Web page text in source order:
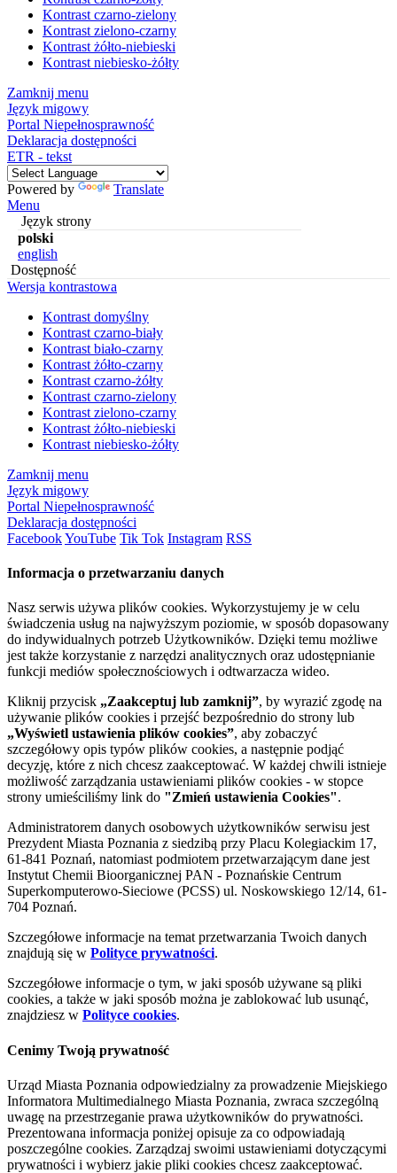
Kontrast czarno-zielony
Kontrast zielono-czarny
Kontrast żółto-niebieski
Kontrast niebiesko-żółty
Zamknij menu
Język migowy
Portal Niepełnosprawność
Deklaracja dostępności
ETR - tekst
Powered by
Translate
Menu
Język strony
polski
english
Dostępność
Wersja kontrastowa
Kontrast domyślny
Kontrast czarno-biały
Kontrast biało-czarny
Kontrast żółto-czarny
Kontrast czarno-żółty
Kontrast czarno-zielony
Kontrast zielono-czarny
Kontrast żółto-niebieski
Kontrast niebiesko-żółty
Zamknij menu
Język migowy
Portal Niepełnosprawność
Deklaracja dostępności
FacebookYouTube Tik Tok Instagram RSS
Informacja o przetwarzaniu danych
Nasz serwis używa plików cookies. Wykorzystujemy je w celu
świadczenia usług na najwyższym poziomie, w sposób dopasowany
do indywidualnych potrzeb Użytkowników. Dzięki temu możliwe
jest także korzystanie z narzędzi analitycznych oraz udostępnianie
funkcji mediów społecznościowych i odtwarzacza wideo.
Kliknij przycisk „Zaakceptuj lub zamknij”, by wyrazić zgodę na
używanie plików cookies i przejść bezpośrednio do strony lub
„Wyświetl ustawienia plików cookies”, aby zobaczyć
szczegółowy opis typów plików cookies, a następnie podjąć
decyzję, które z nich chcesz zaakceptować. W każdej chwili istnieje
możliwość zarządzania ustawieniami plików cookies - w stopce
strony umieściliśmy link do "Zmień ustawienia Cookies".
Administratorem danych osobowych użytkowników serwisu jest
Prezydent Miasta Poznania z siedzibą przy Placu Kolegiackim 17,
61-841 Poznań, natomiast podmiotem przetwarzającym dane jest
Instytut Chemii Bioorganicznej PAN - Poznańskie Centrum
Superkomputerowo-Sieciowe (PCSS) ul. Noskowskiego 12/14, 61-
704 Poznań.
Szczegółowe informacje na temat przetwarzania Twoich danych
znajdują się w Polityce prywatności.
Szczegółowe informacje o tym, w jaki sposób używane są pliki
cookies, a także w jaki sposób można je zablokować lub usunąć,
znajdziesz w Polityce cookies.
Cenimy Twoją prywatność
Urząd Miasta Poznania odpowiedzialny za prowadzenie Miejskiego
Informatora Multimedialnego Miasta Poznania, zwraca szczególną
uwagę na przestrzeganie prawa użytkowników do prywatności.
Prezentowana informacja poniżej opisuje za co odpowiadają
poszczególne cookies. Zarządzaj swoimi ustawieniami dotyczącymi
prywatności i wybierz jakie pliki cookies chcesz zaakceptować.